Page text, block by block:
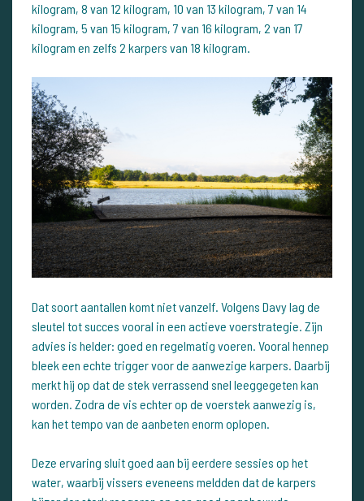
kilogram, 8 van 12 kilogram, 10 van 13 kilogram, 7 van 14
kilogram, 5 van 15 kilogram, 7 van 16 kilogram, 2 van 17
kilogram en zelfs 2 karpers van 18 kilogram.
Dat soort aantallen komt niet vanzelf. Volgens Davy lag de
sleutel tot succes vooral in een actieve voerstrategie. Zijn
advies is helder: goed en regelmatig voeren. Vooral hennep
bleek een echte trigger voor de aanwezige karpers. Daarbij
merkt hij op dat de stek verrassend snel leeggegeten kan
worden. Zodra de vis echter op de voerstek aanwezig is,
kan het tempo van de aanbeten enorm oplopen.
Deze ervaring sluit goed aan bij eerdere sessies op het
water, waarbij vissers eveneens meldden dat de karpers